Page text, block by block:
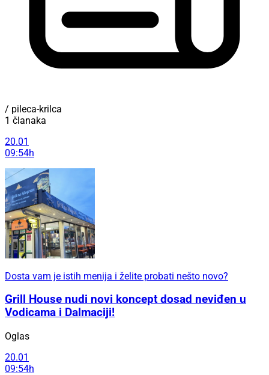
/ pileca-krilca
1 članaka
20.01
09:54h
Dosta vam je istih menija i želite probati nešto novo?
Grill House nudi novi koncept dosad neviđen u
Vodicama i Dalmaciji!
Oglas
20.01
09:54h